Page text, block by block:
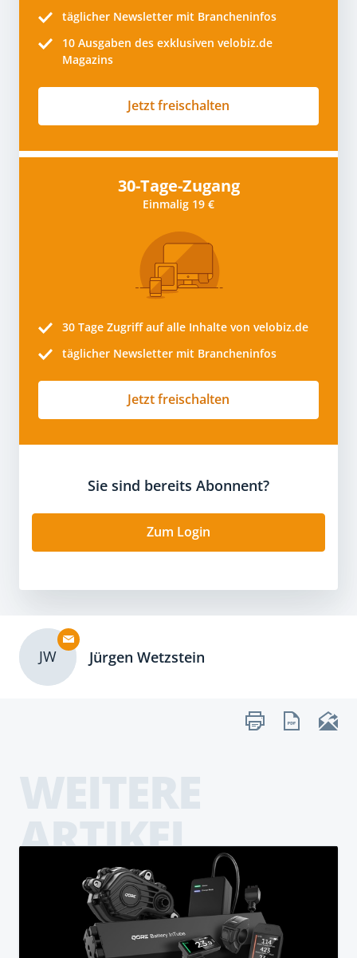
täglicher Newsletter mit Brancheninfos
10 Ausgaben des exklusiven velobiz.de
Magazins
Jetzt freischalten
30-Tage-Zugang
Einmalig 19 €
30 Tage Zugriff auf alle Inhalte von velobiz.de
täglicher Newsletter mit Brancheninfos
Jetzt freischalten
Sie sind bereits Abonnent?
Zum Login
JW Jürgen Wetzstein
ARTIKEL